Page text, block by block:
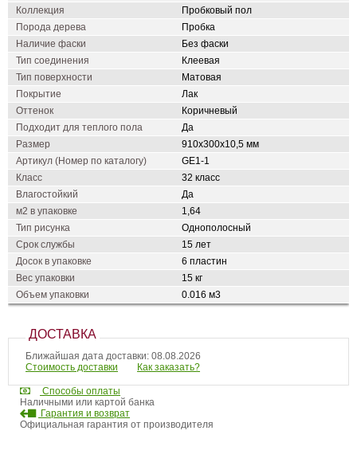
Коллекция
Пробковый пол
Порода дерева
Пробка
Наличие фаски
Без фаски
Тип соединения
Клеевая
Тип поверхности
Матовая
Покрытие
Лак
Оттенок
Коричневый
Подходит для теплого пола
Да
Размер
910х300х10,5 мм
Артикул (Номер по каталогу)
GE1-1
Класс
32 класс
Влагостойкий
Да
м2 в упаковке
1,64
Тип рисунка
Однополосный
Срок службы
15 лет
Досок в упаковке
6 пластин
Вес упаковки
15 кг
Объем упаковки
0.016 м3
ДОСТАВКА
Ближайшая дата доставки: 08.08.2026
Стоимость доставки
Как заказать?
Способы оплаты
Наличными или картой банка
Гарантия и возврат
Официальная гарантия от производителя